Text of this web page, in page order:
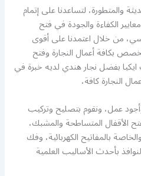
والمتطورة، لتساعدنا على إتمام
الكفاءة والجودة في فتح
من خلال اعتمدنا على أقوى
بكافة أعمال النجارة وفتح
بفضل نجار هندي لديه خبرة في
النجارة كافة،
عمل، ونقوم بتصليح وتركيب
الأقفال المتساطحة والمشبك،
بالمفاتيح الكهربائية، وفك
بأحدث الأساليب العلمية